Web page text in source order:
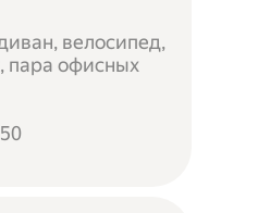
велосипед,
пара офисных